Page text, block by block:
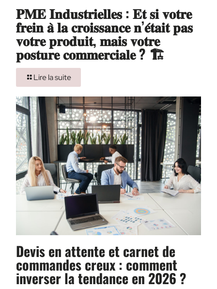
𝐏𝐌𝐄 𝐈𝐧𝐝𝐮𝐬𝐭𝐫𝐢𝐞𝐥𝐥𝐞𝐬 : 𝐄𝐭 𝐬𝐢 𝐯𝐨𝐭𝐫𝐞
𝐟𝐫𝐞𝐢𝐧 𝐚̀ 𝐥𝐚 𝐜𝐫𝐨𝐢𝐬𝐬𝐚𝐧𝐜𝐞 𝐧’𝐞́𝐭𝐚𝐢𝐭 𝐩𝐚𝐬
𝐯𝐨𝐭𝐫𝐞 𝐩𝐫𝐨𝐝𝐮𝐢𝐭, 𝐦𝐚𝐢𝐬 𝐯𝐨𝐭𝐫𝐞
𝐩𝐨𝐬𝐭𝐮𝐫𝐞 𝐜𝐨𝐦𝐦𝐞𝐫𝐜𝐢𝐚𝐥𝐞 ? 🏗️
Lire la suite
Devis en attente et carnet de
commandes creux : comment
inverser la tendance en 2026 ?